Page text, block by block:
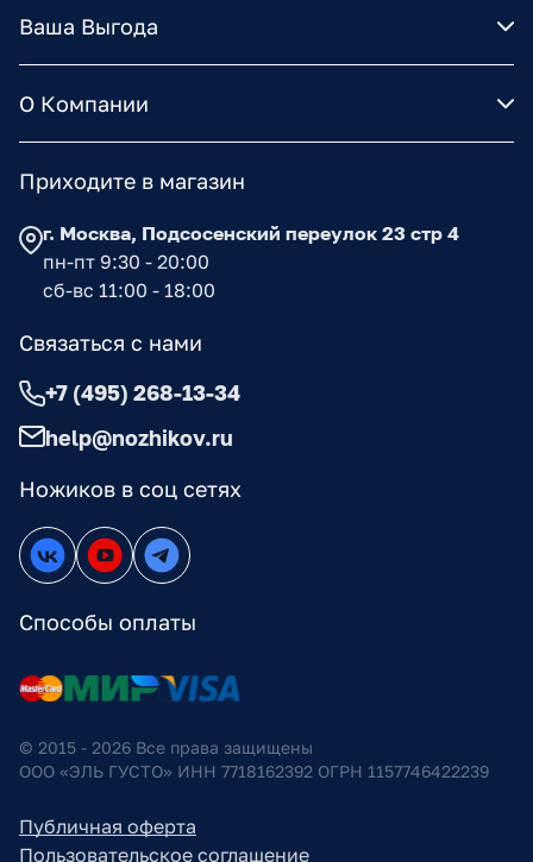
Ваша Выгода
О Компании
Ножиков в соц сетях
Способы оплаты
Приходите в магазин
г. Москва, Подсосенский переулок 23 стр 4
пн-пт 9:30 - 20:00
сб-вс 11:00 - 18:00
Связаться с нами
+7 (495) 268-13-34
help@nozhikov.ru
© 2015 - 2026 Все права защищены
ООО «ЭЛЬ ГУСТО» ИНН 7718162392 ОГРН 1157746422239
Публичная оферта
Пользовательское соглашение